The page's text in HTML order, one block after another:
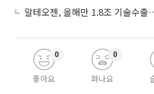
좋아요
0
화나요
0